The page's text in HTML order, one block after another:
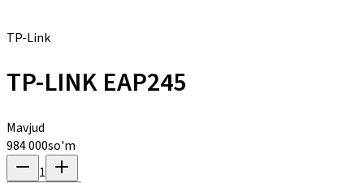
TP-Link
TP-LINK EAP245
Mavjud
984 000so'm
1